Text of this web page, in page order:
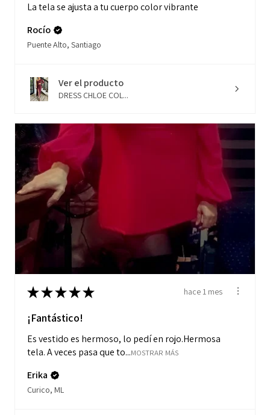
La tela se ajusta a tu cuerpo color vibrante
Rocío
Puente Alto, Santiago
Ver el producto
DRESS CHLOE COL...
★★★★★ hace 1 mes
¡Fantástico!
Es vestido es hermoso, lo pedí en rojo.Hermosa
tela. A veces pasa que to...MOSTRAR MÁS
Erika
Curico, ML